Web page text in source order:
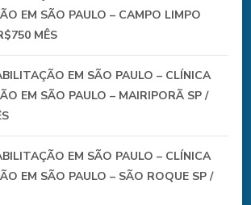
EM SÃO PAULO – CAMPO LIMPO
MÊS
EM SÃO PAULO – CLÍNICA
EM SÃO PAULO – MAIRIPORÃ SP /
EM SÃO PAULO – CLÍNICA
EM SÃO PAULO – SÃO ROQUE SP /